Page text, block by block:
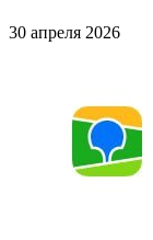
30 апреля 2026